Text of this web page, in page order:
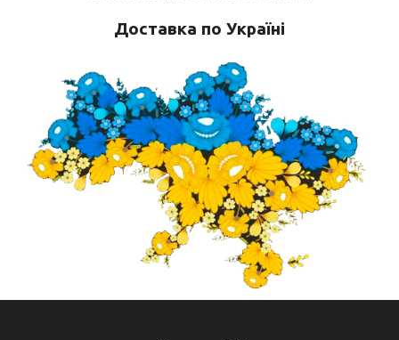
Доставка по Україні